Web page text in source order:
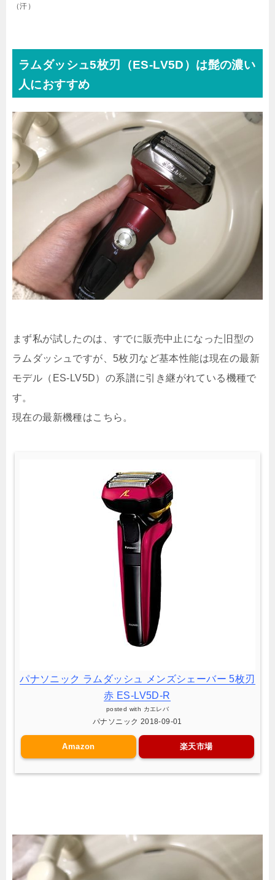
（汗）
ラムダッシュ5枚刃（ES-LV5D）は髭の濃い
人におすすめ
まず私が試したのは、すでに販売中止になった旧型の
ラムダッシュですが、5枚刃など基本性能は現在の最新
モデル（ES-LV5D）の系譜に引き継がれている機種で
す。
現在の最新機種はこちら。
パナソニック ラムダッシュ メンズシェーバー 5枚刃
赤 ES-LV5D-R
posted with カエレバ
パナソニック 2018-09-01
Amazon 楽天市場